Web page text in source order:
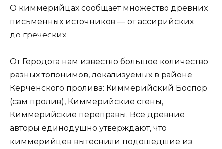
О киммерийцах сообщает множество древних
письменных источников — от ассирийских
до греческих.
От Геродота нам известно большое количество
разных топонимов, локализуемых в районе
Керченского пролива: Киммерийский Боспор
(сам пролив), Киммерийские стены,
Киммерийские переправы. Все древние
авторы единодушно утверждают, что
киммерийцев вытеснили подошедшие из